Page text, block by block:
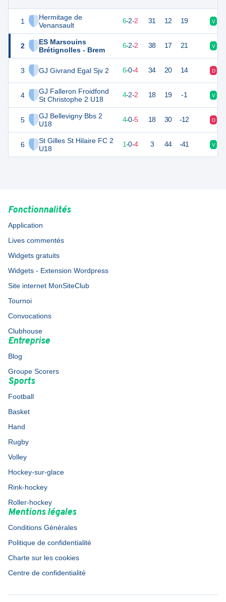
1
Hermitage de
Venansault
2
ES Marsouins
Brétignolles - Brem
3 GJ Givrand Egal Sjv 2
4
GJ Falleron Froidfond
St Christophe 2 U18
5
GJ Bellevigny Bbs 2
U18
6
St Gilles St Hilaire FC 2
U18
6-2-2 31 12 19 V
20 6-2-2 38 17 21 V
18 10 6-0-4 34 20 14 D
12 10 4-2-2 18 19 -1 V
11 4-0-5 18 30 -12 D
-2 10 1-0-4 3 44 -41 V
Fonctionnalités
Application
Lives commentés
Widgets gratuits
Widgets - Extension Wordpress
Site internet MonSiteClub
Tournoi
Convocations
Clubhouse
Entreprise
Blog
Groupe Scorers
Sports
Football
Basket
Hand
Rugby
Volley
Hockey-sur-glace
Rink-hockey
Roller-hockey
Mentions légales
Conditions Générales
Politique de confidentialité
Charte sur les cookies
Centre de confidentialité